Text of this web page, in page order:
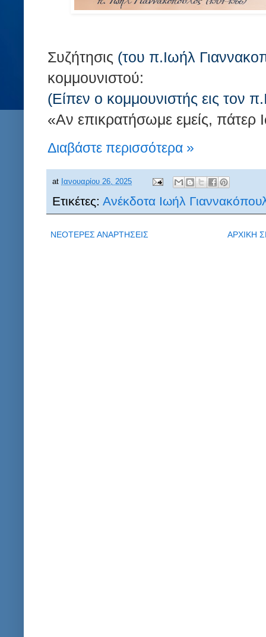
Συζήτησις (του π.Ιωήλ
κομμουνιστού:
(Είπεν ο κομμουνιστής εις τον
«Αν επικρατήσωμε εμείς,
Διαβάστε περισσότερα »
at Ιανουαρίου 26, 2025
Ετικέτες: Ανέκδοτα Ιωήλ
ΝΕΟΤΕΡΕΣ ΑΝΑΡΤΗΣΕΙΣ ΑΡΧΙΚΗ